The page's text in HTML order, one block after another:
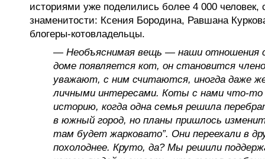
историями уже поделились более 4 000 человек,
знаменитости: Ксения Бородина, Равшана
блогеры-котовладельцы.
— Необъяснимая вещь — наши отношения
доме появляется кот, он становится
уважают, с ним считаются, иногда даже
личными интересами. Коты с нами что-
историю, когда одна семья решила
в южный город, но планы пришлось
там будет жарковато”. Они переехали в
похолоднее. Круто, да? Мы решили